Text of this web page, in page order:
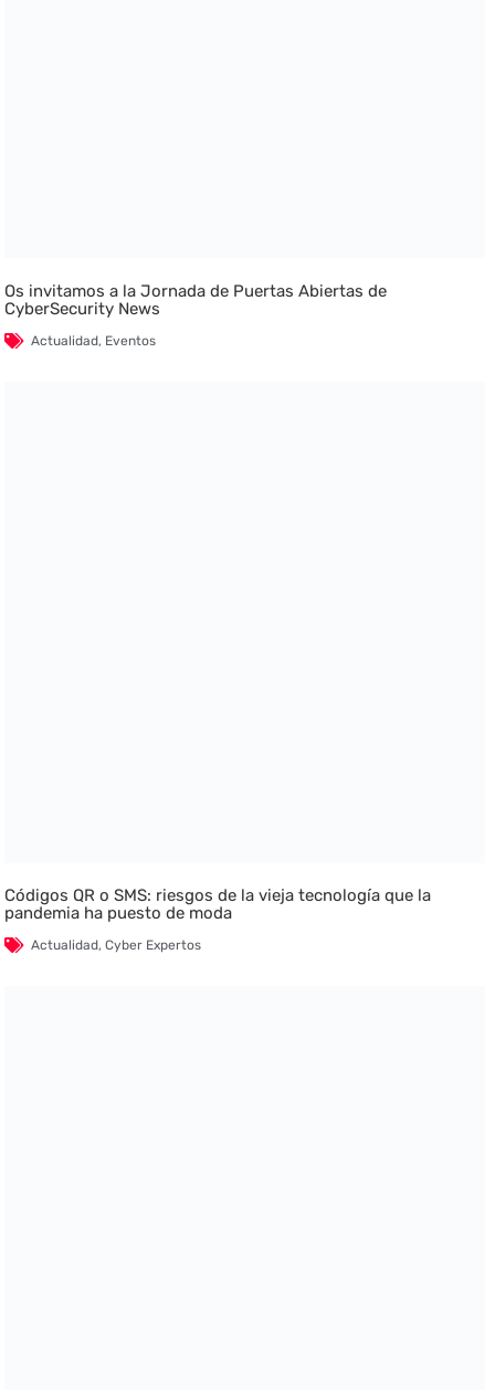
Os invitamos a la Jornada de Puertas Abiertas de
CyberSecurity News
Actualidad, Eventos
Códigos QR o SMS: riesgos de la vieja tecnología que la
pandemia ha puesto de moda
Actualidad,Cyber Expertos